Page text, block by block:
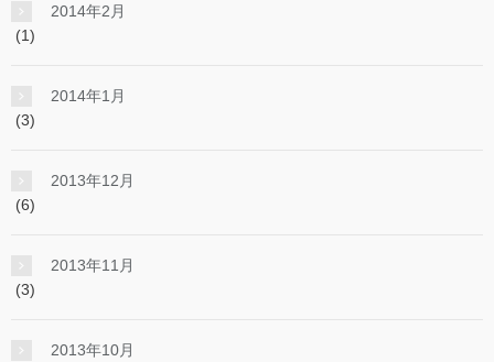
2014年2月
(1)
2014年1月
(3)
2013年12月
(6)
2013年11月
(3)
2013年10月